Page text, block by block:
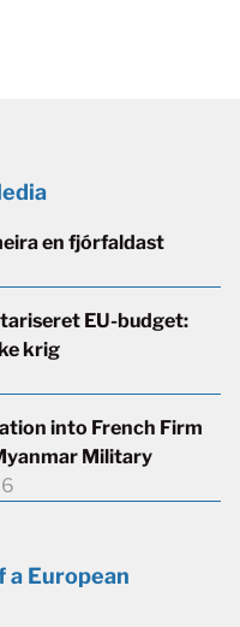
en fjórfaldast
EU-budget:
krig
into French Firm
Military
a European